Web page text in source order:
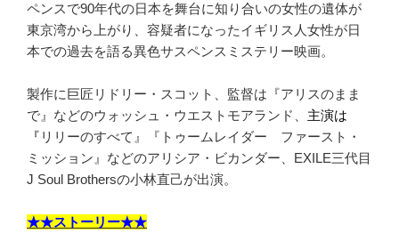
ペンスで90年代の日本を舞台に知り合いの女性の遺体が
東京湾から上がり、容疑者になったイギリス人女性が日
本での過去を語る異色サスペンスミステリー映画。
製作に巨匠リドリー・スコット、監督は『アリスのまま
で』などのウォッシュ・ウエストモアランド、 主演は
『 リリーのすべて』『トゥームレイダー ファースト・
ミッション』などのアリシア・ビカンダー、EXILE三代目
J Soul Brothersの小林直己が出演。
★★ストーリー★★